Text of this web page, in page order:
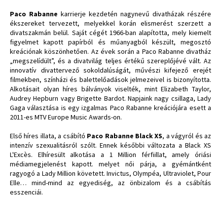
Paco Rabanne karrierje kezdetén nagynevű divatházak részére
ékszereket tervezett, melyekkel korán elismerést szerzett a
divatszakmán belül. Saját cégét 1966-ban alapította, mely kiemelt
figyelmet kapott papírból és műanyagból készült, megosztó
kreációnak köszönhetően. Az évek során a Paco Rabanne divatház
„megszelídült”, és a divatvilág teljes értékű szereplőjévé vált. Az
innovatív divattervező sokoldalúságát, művészi kifejező erejét
filmekben, színházi és balettelőadások jelmezeivel is bizonyította.
Alkotásait olyan híres bálványok viselték, mint Elizabeth Taylor,
Audrey Hepburn vagy Brigette Bardot. Napjaink nagy csillaga, Lady
Gaga választása is egy izgalmas Paco Rabanne kreációjára esett a
2011-es MTV Europe Music Awards-on.
Első híres illata, a csábító Paco Rabanne Black XS, a vágyról és az
intenzív szexualitásról szólt. Ennek későbbi változata a Black XS
L'Excès. Elhíresült alkotása a 1 Million férfiillat, amely óriási
médiamegjelenést kapott. melyet női párja, a gyémántként
ragyogó a Lady Million követett. Invictus, Olympéa, Ultraviolet, Pour
Elle… mind-mind az egyediség, az önbizalom és a csábítás
esszenciái.